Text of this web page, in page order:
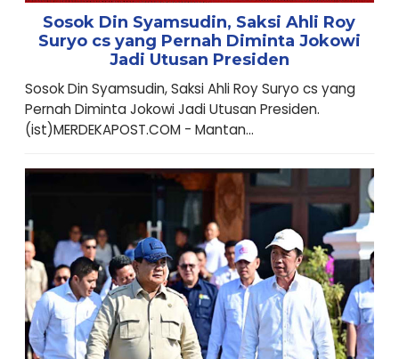
Sosok Din Syamsudin, Saksi Ahli Roy
Suryo cs yang Pernah Diminta Jokowi
Jadi Utusan Presiden
Sosok Din Syamsudin, Saksi Ahli Roy Suryo cs yang
Pernah Diminta Jokowi Jadi Utusan Presiden.
(ist)MERDEKAPOST.COM - Mantan...